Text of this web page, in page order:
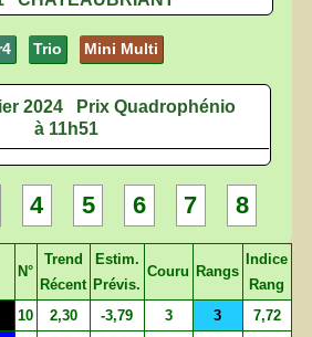
Trio Mini Multi
2024
Prix Quadrophénio
à 11h51
4 5 6 7 8
N°
Trend
Récent
Estim.
Prévis.
Couru Rangs
Indice
Rang
10 2,30 -3,79 3 3 7,72